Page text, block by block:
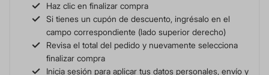
Haz clic en finalizar compra
Si tienes un cupón de descuento, ingrésalo en el
campo correspondiente (lado superior derecho)
Revisa el total del pedido y nuevamente selecciona
finalizar compra
Inicia sesión para aplicar tus datos personales, envío y